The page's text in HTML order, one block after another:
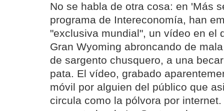
No se habla de otra cosa: en 'Más
programa de Intereconomía, han
"exclusiva mundial", un vídeo en el
Gran Wyoming abroncando de
de sargento chusquero, a una
pata. El vídeo, grabado
móvil por alguien del público que
circula como la pólvora por